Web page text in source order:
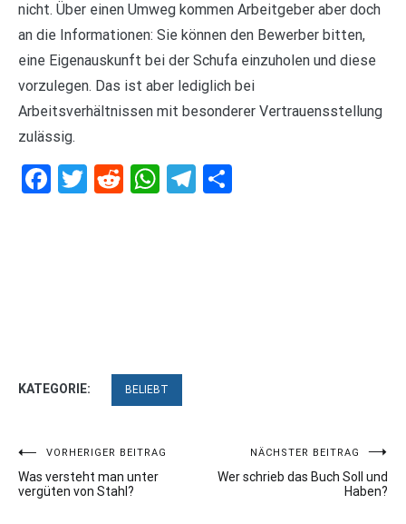
nicht. Über einen Umweg kommen Arbeitgeber aber doch
an die Informationen: Sie können den Bewerber bitten,
eine Eigenauskunft bei der Schufa einzuholen und diese
vorzulegen. Das ist aber lediglich bei
Arbeitsverhältnissen mit besonderer Vertrauensstellung
zulässig.
Facebook
Twitter
RedditWhatsApp
Telegram
KATEGORIE: BELIEBT
Beitragsnavigation
VORHERIGER BEITRAG
Was versteht man unter
vergüten von Stahl?
NÄCHSTER BEITRAG
Wer schrieb das Buch Soll und
Haben?